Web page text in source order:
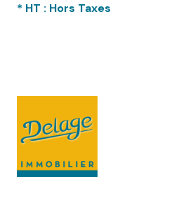
* HT : Hors Taxes